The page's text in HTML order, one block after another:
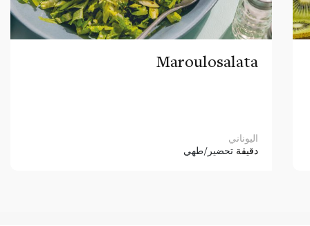
Maroulosalata
اليوناني
دقيقة تحضير/طهي